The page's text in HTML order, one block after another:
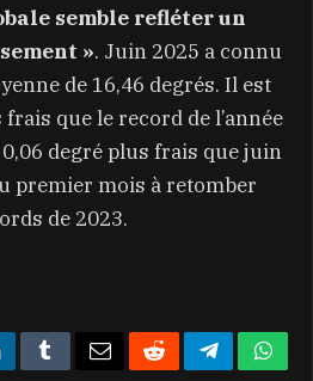
semble refléter un
». Juin 2025 a connu
de 16,46 degrés. Il est
que le record de l’année
degré plus frais que juin
premier mois à retomber
de 2023.
Tumblr EmailRedditTelegram